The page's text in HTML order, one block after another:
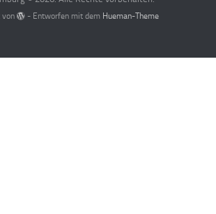
von - Entworfen mit dem Hueman-Theme